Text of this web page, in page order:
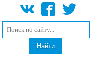
Найти